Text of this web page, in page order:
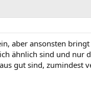
aber ansonsten
ähnlich sind und
gut sind, zumindest